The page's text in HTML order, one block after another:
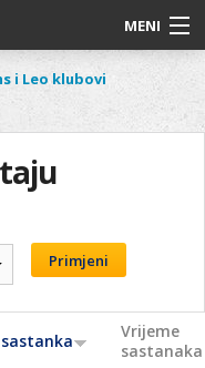
MENI
i Leo klubovi
Primjeni
Vrijeme
sastanaka